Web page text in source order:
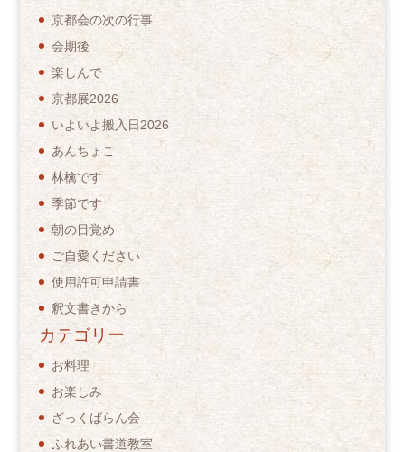
京都会の次の行事
会期後
楽しんで
京都展2026
いよいよ搬入日2026
あんちょこ
林檎です
季節です
朝の目覚め
ご自愛ください
使用許可申請書
釈文書きから
カテゴリー
お料理
お楽しみ
ざっくばらん会
ふれあい書道教室